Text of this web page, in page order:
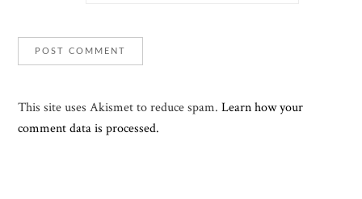
This site uses Akismet to reduce spam.Learn how your
comment data is processed.